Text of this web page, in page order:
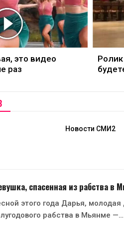
это видео
раз
Новости СМИ2
спасенная из рабства в
этого года Дарья,
рабства в Мьянме —…